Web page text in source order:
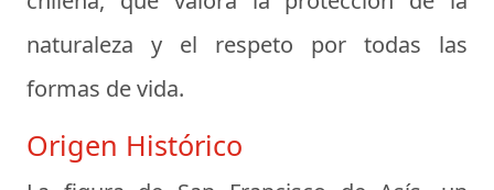
naturaleza y el respeto por todas las
formas de vida.
Origen Histórico